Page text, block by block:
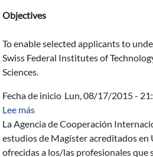
Objectives
To enable selected applicants to
Swiss Federal Institutes of
Sciences.
Fecha de inicio Lun, 08/17/2015 -
Lee mássobre Programa de becas de
La Agencia de Cooperación
estudios de Magíster acreditados en
ofrecidas a los/las profesionales que